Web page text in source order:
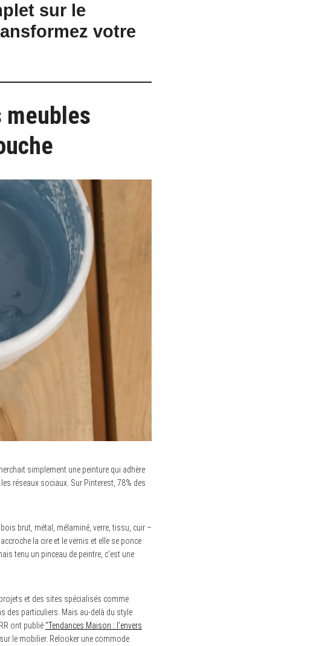
sur le
votre
meubles
simplement une peinture qui adhère
réseaux sociaux. Sur Pinterest, 78% des
brut, métal, mélaminé, verre, tissu, cuir –
la cire et le vernis et elle se ponce
tenu un pinceau de peintre, c’est une
et des sites spécialisés comme
des particuliers. Mais au-delà du style
ont publié “Tendances Maison : l’envers
le mobilier. Relooker une commode